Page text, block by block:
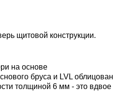
щитовой конструкции.
на основе
бруса и LVL облицован
толщиной 6 мм - это вдвое